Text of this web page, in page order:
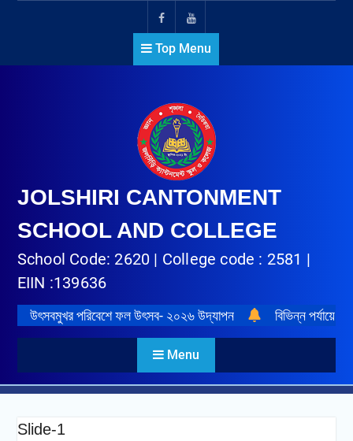
Top Menu
JOLSHIRI CANTONMENT
SCHOOL AND COLLEGE
School Code: 2620 | College code : 2581 |
EIIN :139636
উৎসবমুখর পরিবেশে ফল উৎসব- ২০২৬ উদ্‌যাপন বিভিন্ন পর্যায়ে
Menu
Slide-1